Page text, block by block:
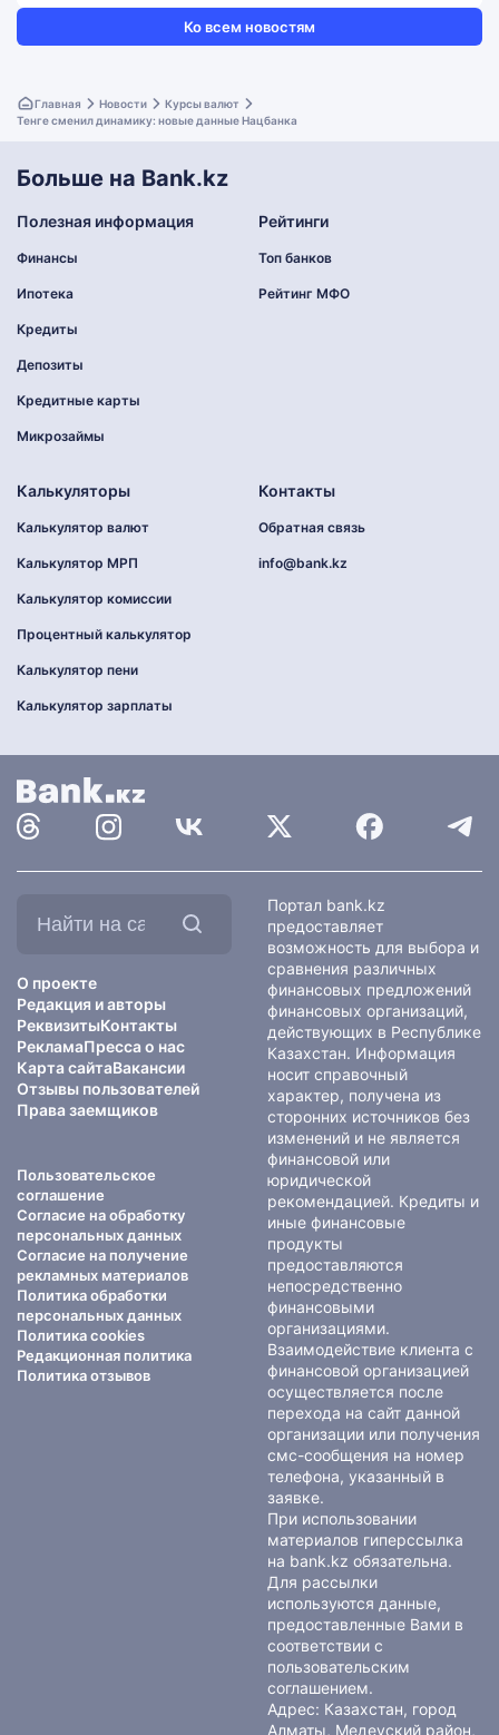
Ко всем новостям
Главная Новости
Курсы валют
Тенге сменил динамику: новые данные Нацбанка
Больше на Bank.kz
Полезная информация
Финансы
Ипотека
Кредиты
Депозиты
Кредитные карты
Микрозаймы
Рейтинги
Топ банков
Рейтинг МФО
Калькуляторы
Калькулятор валют
Калькулятор МРП
Калькулятор комиссии
Процентный калькулятор
Калькулятор пени
Калькулятор зарплаты
Контакты
Обратная связь
info@bank.kz
О проекте
Редакция и авторы
РеквизитыКонтакты
РекламаПресса о нас
Карта сайтаВакансии
Отзывы пользователей
Права заемщиков
Пользовательское
соглашение
Согласие на обработку
персональных данных
Согласие на получение
рекламных материалов
Политика обработки
персональных данных
Политика cookies
Редакционная политика
Политика отзывов
Портал bank.kz
предоставляет
возможность для выбора и
сравнения различных
финансовых предложений
финансовых организаций,
действующих в Республике
Казахстан. Информация
носит справочный
характер, получена из
сторонних источников без
изменений и не является
финансовой или
юридической
рекомендацией. Кредиты и
иные финансовые
продукты
предоставляются
непосредственно
финансовыми
организациями.
Взаимодействие клиента с
финансовой организацией
осуществляется после
перехода на сайт данной
организации или получения
смс-сообщения на номер
телефона, указанный в
заявке.
При использовании
материалов гиперссылка
на bank.kz обязательна.
Для рассылки
используются данные,
предоставленные Вами в
соответствии с
пользовательским
соглашением.
Адрес: Казахстан, город
Алматы, Медеуский район,